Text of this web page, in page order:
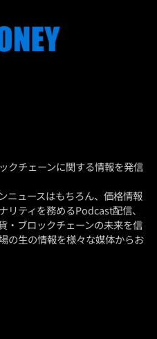
クチェーンに関する情報を発信
ニュースはもちろん、価格情報
リティを務めるPodcast配信、
・ブロックチェーンの未来を信
の生の情報を様々な媒体からお